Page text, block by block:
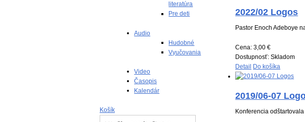
literatúra
Pre deti
Audio
Hudobné
Vyučovania
Video
Časopis
Kalendár
Košík
2022/02 Logos
Pastor Enoch Adeboye
Cena: 3,00 €
Dostupnosť:Skladom
Detail Do košíka
2019/06-07
Konferencia